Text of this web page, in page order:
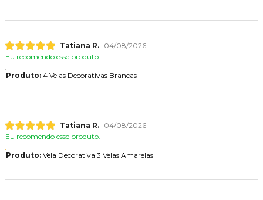
Tatiana R.
04/08/2026
Eu recomendo esse produto.
Produto:4 Velas Decorativas Brancas
Tatiana R.
04/08/2026
Eu recomendo esse produto.
Produto:Vela Decorativa 3 Velas Amarelas